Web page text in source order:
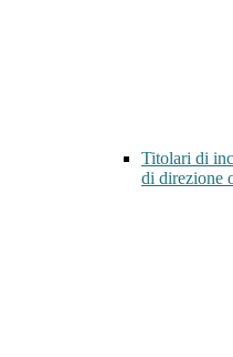
Titolari di
di direzione